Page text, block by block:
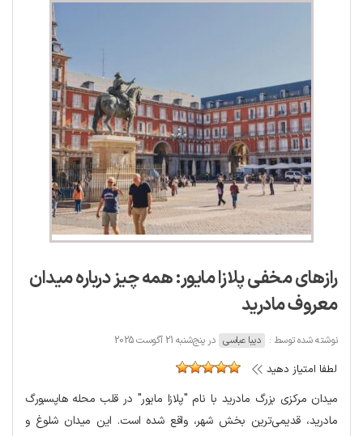
رازهای مخفی پلازا مایور: همه چیز درباره میدان
معروف مادرید
نوشته شده توسط : دیبا عباسی در پنج‌شنبه 21 آگوست 2025
لطفا امتیاز دهید
میدان مرکزی بزرگ مادرید با نام "پلازا مایور" در قلب محله هاپسبورگ
مادرید، قدیمی‌ترین بخش شهر، واقع شده است. این میدان شلوغ و